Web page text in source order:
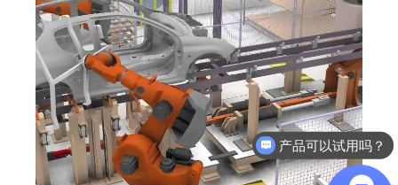
产品可以试用吗？
软件有折扣吗？